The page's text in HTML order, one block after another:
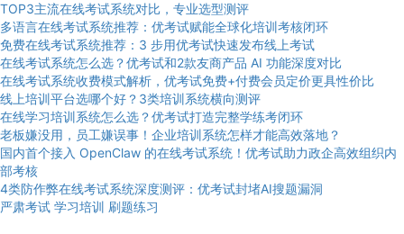
TOP3主流在线考试系统对比，专业选型测评
多语言在线考试系统推荐：优考试赋能全球化培训考核闭环
免费在线考试系统推荐：3 步用优考试快速发布线上考试
在线考试系统怎么选？优考试和2款友商产品 AI 功能深度对比
在线考试系统收费模式解析，优考试免费+付费会员定价更具性价比
线上培训平台选哪个好？3类培训系统横向测评
在线学习培训系统怎么选？优考试打造完整学练考闭环
老板嫌没用，员工嫌误事！企业培训系统怎样才能高效落地？
国内首个接入 OpenClaw 的在线考试系统！优考试助力政企高效组织内
部考核
4类防作弊在线考试系统深度测评：优考试封堵AI搜题漏洞
严肃考试 学习培训 刷题练习